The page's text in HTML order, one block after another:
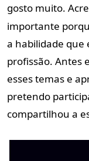
gosto muito.
importante
a habilidade
profissão. Antes
esses temas e
pretendo
compartilhou a